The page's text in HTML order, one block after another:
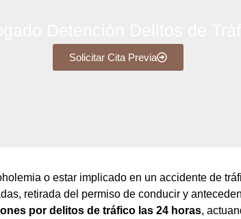
Solicitar Cita Previa
o estar implicado en un accidente de
retirada del permiso de conducir y
por delitos de tráfico las 24 horas,